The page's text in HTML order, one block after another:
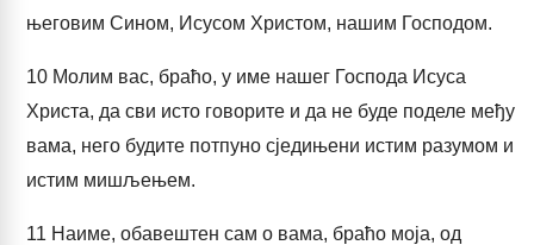
његовим Сином, Исусом Христом, нашим Господом.
10 Молим вас, браћо, у име нашег Господа Исуса
Христа, да сви исто говорите и да не буде поделе међу
вама, него будите потпуно сједињени истим разумом и
истим мишљењем.
11 Наиме, обавештен сам о вама, браћо моја, од